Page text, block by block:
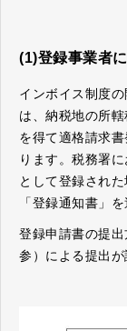
(1)登録事業者
インボイス制度
は、納税地の所
を得て適格請求
ります。税務署
として登録され
「登録通知書」
登録申請書の提
参）による提出が